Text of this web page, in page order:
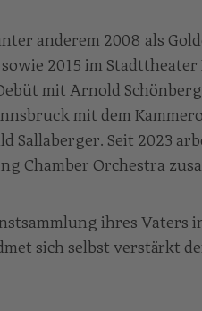
anderem 2008 als
2015 im Stadttheater
mit Arnold
mit dem
Sallaberger. Seit 2023
Chamber Orchestra
ihres Vaters
sich selbst verstärkt